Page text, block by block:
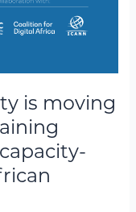
is moving